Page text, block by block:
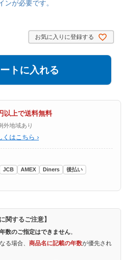
ンが必要です。
お気に入りに登録する
トに入れる
以上で送料無料
外地域あり
くはこちら ›
JCB AMEX Diners
後払い
関するご注意】
年数のご指定はできません。
る場合、 商品名に記載の年数が優先され